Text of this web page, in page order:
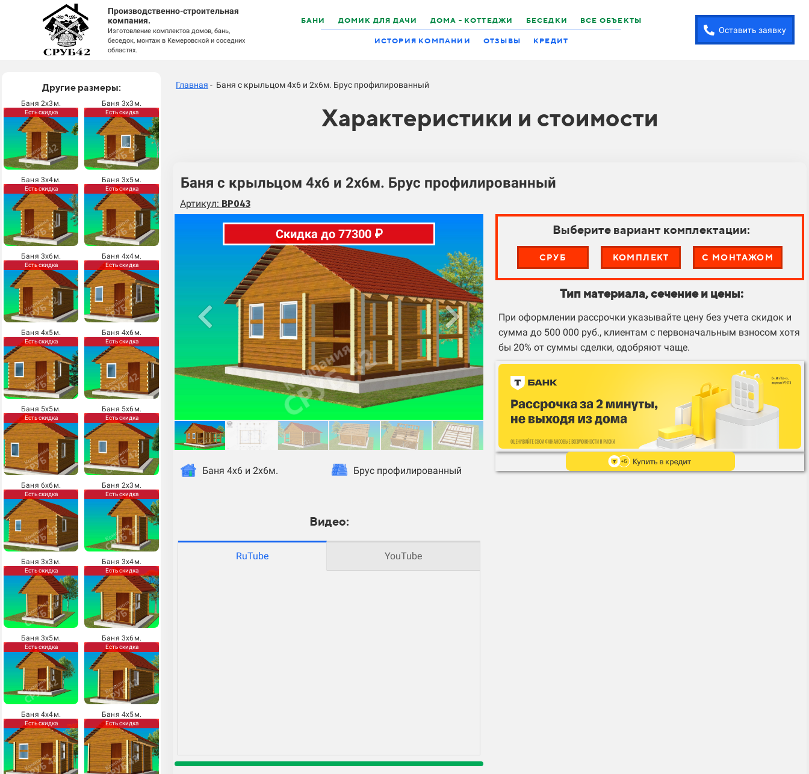
Производственно-строительная
компания.
Изготовление комплектов домов, бань,
беседок, монтаж в Кемеровской и соседних
областях.
БАНИ ДОМИК ДЛЯ ДАЧИ ДОМА - КОТТЕДЖИ БЕСЕДКИ ВСЕ ОБЪЕКТЫ
ИСТОРИЯ КОМПАНИИ ОТЗЫВЫ КРЕДИТ
Оставить заявку
Другие размеры:
Баня 2х3м.
Есть скидка
Баня 3х3м.
Есть скидка
Баня 3х4м.
Есть скидка
Баня 3х5м.
Есть скидка
Баня 3х6м.
Есть скидка
Баня 4х4м.
Есть скидка
Баня 4х5м.
Есть скидка
Баня 4х6м.
Есть скидка
Баня 5х5м.
Есть скидка
Баня 5х6м.
Есть скидка
Баня 6х6м.
Есть скидка
Баня 2х3м.
Есть скидка
Баня 3х3м.
Есть скидка
Баня 3х4м.
Есть скидка
Баня 3х5м.
Есть скидка
Баня 3х6м.
Есть скидка
Баня 4х4м.
Есть скидка
Баня 4х5м.
Есть скидка
Главная - Баня с крыльцом 4х6 и 2х6м. Брус профилированный
Характеристики и стоимости
Баня с крыльцом 4х6 и 2х6м. Брус профилированный
Артикул: BP043
Скидка до 77300 ₽
Баня 4х6 и 2х6м. Брус профилированный
Видео:
RuTube YouTube
Выберите вариант комплектации:
СРУБ КОМПЛЕКТ С МОНТАЖОМ
Тип материала, сечение и цены:
При оформлении рассрочки указывайте цену без учета скидок и
сумма до 500 000 руб., клиентам с первоначальным взносом хотя
бы 20% от суммы сделки, одобряют чаще.